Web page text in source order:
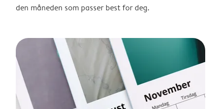
den måneden som passer best for deg.